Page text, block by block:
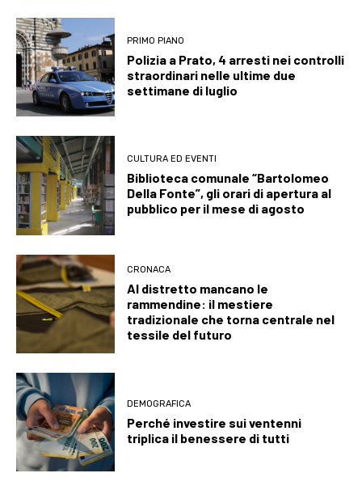
PRIMO PIANO
Polizia a Prato, 4 arresti nei controlli
straordinari nelle ultime due
settimane di luglio
CULTURA ED EVENTI
Biblioteca comunale “Bartolomeo
Della Fonte”, gli orari di apertura al
pubblico per il mese di agosto
CRONACA
Al distretto mancano le
rammendine: il mestiere
tradizionale che torna centrale nel
tessile del futuro
DEMOGRAFICA
Perché investire sui ventenni
triplica il benessere di tutti